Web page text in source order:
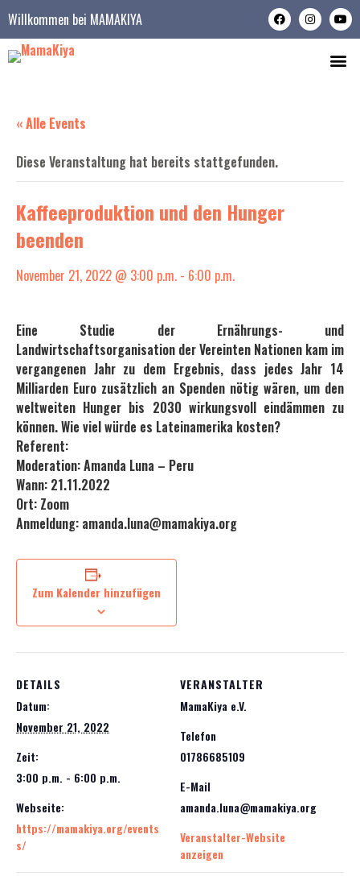
Willkommen bei MAMAKIYA
« Alle Events
Diese Veranstaltung hat bereits stattgefunden.
Kaffeeproduktion und den Hunger
beenden
November 21, 2022 @ 3:00 p.m. - 6:00 p.m.
Eine Studie der Ernährungs- und
Landwirtschaftsorganisation der Vereinten Nationen kam im
vergangenen Jahr zu dem Ergebnis, dass jedes Jahr 14
Milliarden Euro zusätzlich an Spenden nötig wären, um den
weltweiten Hunger bis 2030 wirkungsvoll eindämmen zu
können. Wie viel würde es Lateinamerika kosten?
Referent:
Moderation: Amanda Luna – Peru
Wann: 21.11.2022
Ort: Zoom
Anmeldung: amanda.luna@mamakiya.org
Zum Kalender hinzufügen
DETAILS
Datum:
November 21, 2022
Zeit:
3:00 p.m. - 6:00 p.m.
Webseite:
https://mamakiya.org/events
s/
VERANSTALTER
MamaKiya e.V.
Telefon
01786685109
E-Mail
amanda.luna@mamakiya.org
Veranstalter-Website
anzeigen